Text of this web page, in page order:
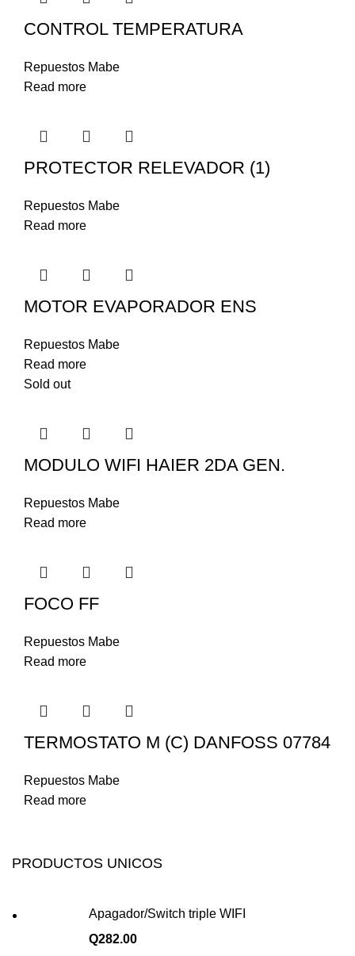
CONTROL TEMPERATURA
Repuestos Mabe
Read more
PROTECTOR RELEVADOR (1)
Repuestos Mabe
Read more
MOTOR EVAPORADOR ENS
Repuestos Mabe
Read more
Sold out
MODULO WIFI HAIER 2DA GEN.
Repuestos Mabe
Read more
FOCO FF
Repuestos Mabe
Read more
TERMOSTATO M (C) DANFOSS 07784
Repuestos Mabe
Read more
PRODUCTOS UNICOS
Apagador/Switch triple WIFI
Q282.00